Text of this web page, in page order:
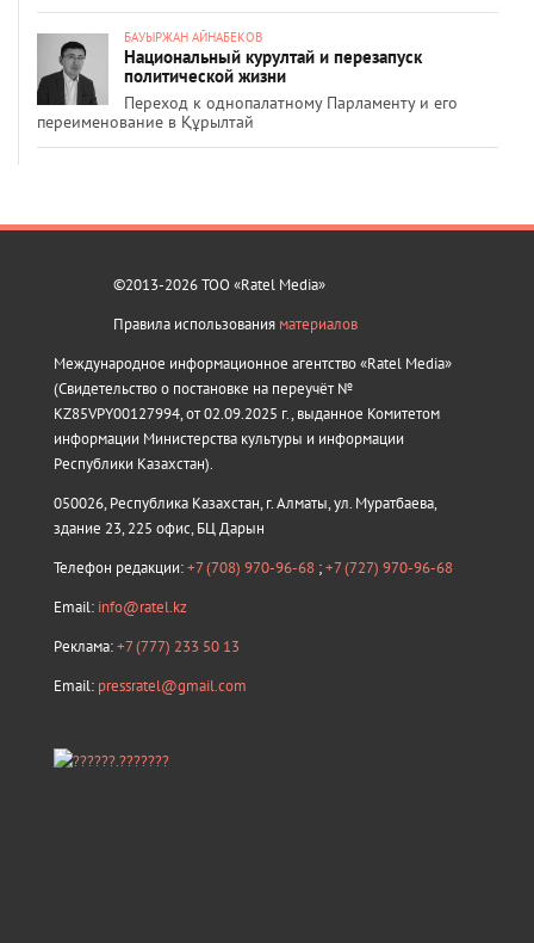
БАУЫРЖАН АЙНАБЕКОВ
Национальный курултай и перезапуск
политической жизни
Переход к однопалатному Парламенту и его
переименование в Құрылтай
©2013-2026 ТОО «Ratel Media»
Правила использования материалов
Международное информационное агентство «Ratel Media»
(Свидетельство о постановке на переучёт №
KZ85VPY00127994, от 02.09.2025 г., выданное Комитетом
информации Министерства культуры и информации
Республики Казахстан).
050026, Республика Казахстан, г. Алматы, ул. Муратбаева,
здание 23, 225 офис, БЦ Дарын
Телефон редакции:+7 (708) 970-96-68 ;+7 (727) 970-96-68
Email: info@ratel.kz
Реклама:+7 (777) 233 50 13
Email: pressratel@gmail.com